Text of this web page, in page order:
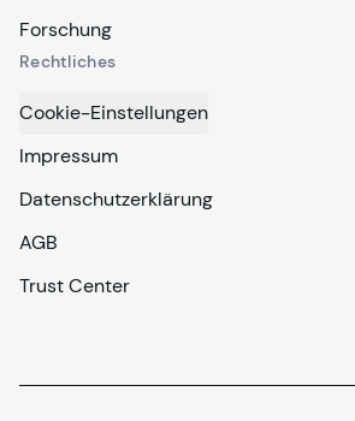
Forschung
Rechtliches
Cookie-Einstellungen
Impressum
Datenschutzerklärung
AGB
Trust Center